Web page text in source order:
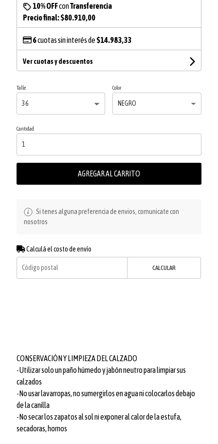
10% OFFconTransferencia
Precio final:$80.910,00
6cuotas sin interés de $14.983,33
Ver cuotas y descuentos
Talle Color
Cantidad
AGREGAR AL CARRITO
Si tenes alguna preferencia de envios, comunicate con
nosotros
Calculá el costo de envío
CALCULAR
CONSERVACIÓN Y LIMPIEZA DEL CALZADO
-Utilizar solo un paño húmedo y jabón neutro para limpiar sus
calzados
-No usar lavarropas, no sumergirlos en agua ni colocarlos debajo
de la canilla
-No secar los zapatos al sol ni exponer al calor de la estufa,
secadoras, hornos